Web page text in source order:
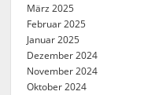
März 2025
Februar 2025
Januar 2025
Dezember 2024
November 2024
Oktober 2024